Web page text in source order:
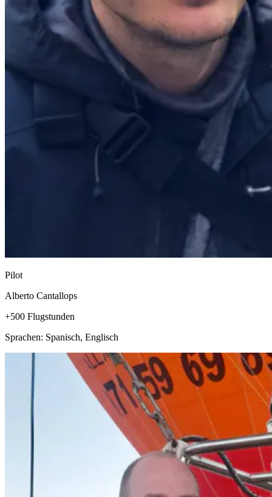
Pilot
Alberto Cantallops
+500 Flugstunden
Sprachen: Spanisch, Englisch